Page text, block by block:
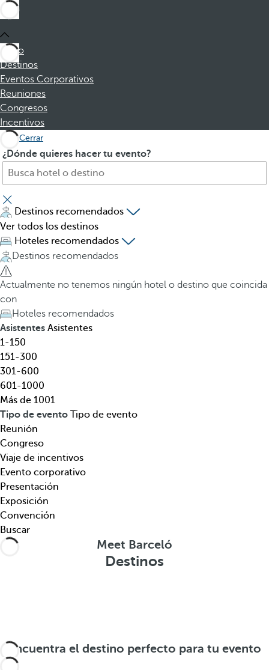
Inicio
Destinos
Eventos Corporativos
Reuniones
Congresos
Incentivos
Cerrar
¿Dónde quieres hacer tu evento?
B
s
c
a
h
o
t
e
l
,
d
e
s
t
i
n
o
,
t
e
m
á
t
i
c
a
A
p
u
l
s
a
r
l
a
t
e
c
l
a
d
e
f
l
e
c
h
a
h
a
c
i
a
s
e
Destinos recomendados
Ver todos los destinos
Hoteles recomendados
Destinos recomendados
Actualmente no tenemos ningún hotel o destino que coincida
con
Hoteles recomendados
Asistentes Asistentes
1-150
151-300
301-600
601-1000
Más de 1001
Tipo de evento Tipo de evento
Reunión
Congreso
Viaje de incentivos
Evento corporativo
Presentación
Exposición
Convención
Buscar
Meet Barceló
Destinos
Encuentra el destino perfecto para tu evento